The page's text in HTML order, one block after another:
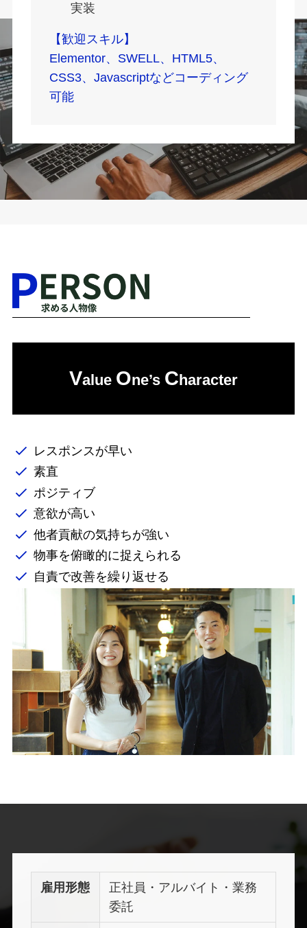
実装
【歓迎スキル】
Elementor、SWELL、HTML5、
CSS3、Javascriptなどコーディング
可能
Value One’s Character
レスポンスが早い
素直
ポジティブ
意欲が高い
他者貢献の気持ちが強い
物事を俯瞰的に捉えられる
自責で改善を繰り返せる
雇用形態
正社員・アルバイト・業務
委託